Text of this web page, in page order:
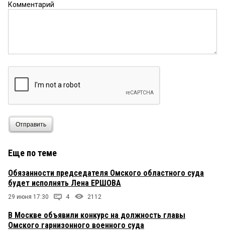
Комментарий
Отправить
Еще по теме
Обязанности председателя Омского областного суда
будет исполнять Лена ЕРШОВА
29 июня 17:30 4 2112
В Москве объявили конкурс на должность главы
Омского гарнизонного военного суда